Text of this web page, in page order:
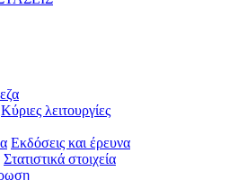
Κύριες λειτουργίες
Εκδόσεις και έρευνα
Στατιστικά στοιχεία